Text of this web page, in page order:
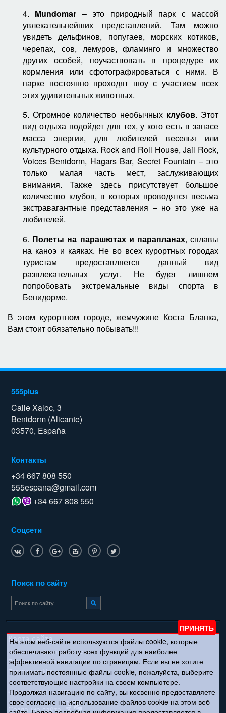
4. Mundomar – это природный парк с массой
увлекательнейших представлений. Там можно
увидеть дельфинов, попугаев, морских котиков,
черепах, сов, лемуров, фламинго и множество
других особей, поучаствовать в процедуре их
кормления или сфотографироваться с ними. В
парке постоянно проходят шоу с участием всех
этих удивительных животных.
5. Огромное количество необычных клубов. Этот
вид отдыха подойдет для тех, у кого есть в запасе
масса энергии, для любителей веселья или
культурного отдыха. Rock and Roll House, Jail Rock,
Voices Benidorm, Hagars Bar, Secret Fountain – это
только малая часть мест, заслуживающих
внимания. Также здесь присутствует большое
количество клубов, в которых проводятся весьма
экстравагантные представления – но это уже на
любителей.
6. Полеты на парашютах и парапланах, сплавы
на каноэ и каяках. Не во всех курортных городах
туристам предоставляется данный вид
развлекательных услуг. Не будет лишнем
попробовать экстремальные виды спорта в
Бенидорме.
В этом курортном городе, жемчужине Коста Бланка,
Вам стоит обязательно побывать!!!
555plus
Calle Xaloc, 3
Benidorm (Alicante)
03570, España
Контакты
+34 667 808 550
555espana@gmail.com
+34 667 808 550
Соцсети
Поиск по сайту
Карта сайта
Политика конфиденциальности
Пользовательское соглашение
Политика cookies
© Copyright 2011 – 2026
Создание сайта
На этом веб-сайте используются файлы cookie, которые
обеспечивают работу всех функций для наиболее
эффективной навигации по страницам. Если вы не хотите
принимать постоянные файлы cookie, пожалуйста, выберите
соответствующие настройки на своем компьютере.
Продолжая навигацию по сайту, вы косвенно предоставляете
свое согласие на использование файлов cookie на этом веб-